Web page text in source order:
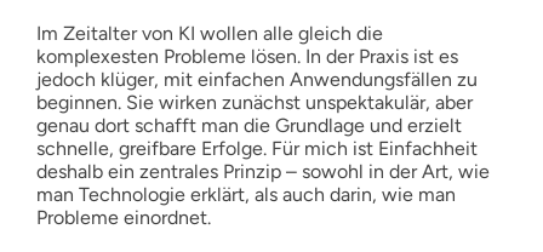
Im Zeitalter von KI wollen alle gleich die
komplexesten Probleme lösen. In der Praxis ist es
jedoch klüger, mit einfachen Anwendungsfällen zu
beginnen. Sie wirken zunächst unspektakulär, aber
genau dort schafft man die Grundlage und erzielt
schnelle, greifbare Erfolge. Für mich ist Einfachheit
deshalb ein zentrales Prinzip – sowohl in der Art, wie
man Technologie erklärt, als auch darin, wie man
Probleme einordnet.